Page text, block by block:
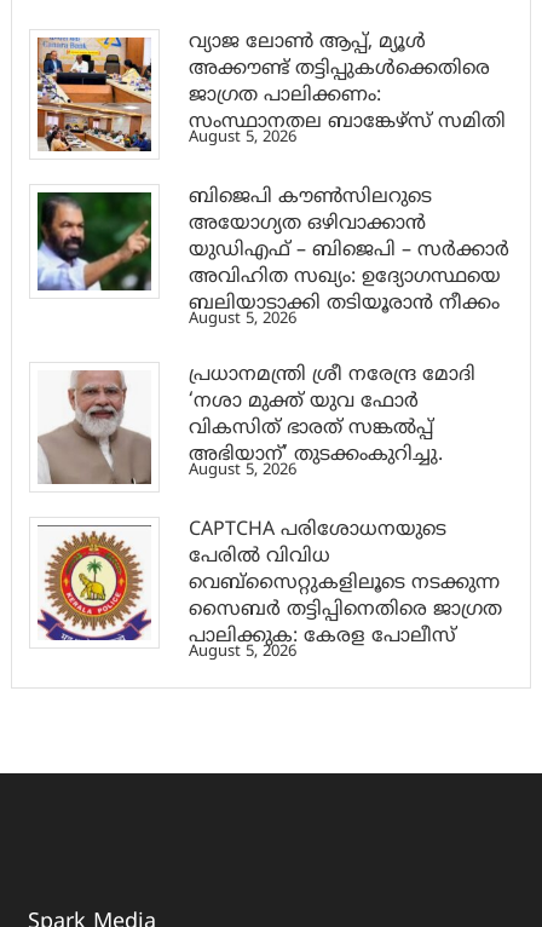
വ്യാജ ലോൺ ആപ്പ്, മ്യൂൾ
അക്കൗണ്ട് തട്ടിപ്പുകൾക്കെതിരെ
ജാ​ഗ്രത പാലിക്കണം:
സംസ്ഥാനതല ബാങ്കേഴ്സ് സമിതി
August 5, 2026
ബിജെപി കൗൺസിലറുടെ
അയോഗ്യത ഒഴിവാക്കാൻ
യുഡിഎഫ് – ബിജെപി – സർക്കാർ
അവിഹിത സഖ്യം: ഉദ്യോഗസ്ഥയെ
ബലിയാടാക്കി തടിയൂരാൻ നീക്കം
August 5, 2026
പ്രധാനമന്ത്രി ശ്രീ നരേന്ദ്ര മോദി
‘നശാ മുക്ത് യുവ ഫോർ
വികസിത് ഭാരത് സങ്കൽപ്പ്
അഭിയാന്’ തുടക്കംകുറിച്ചു.
August 5, 2026
CAPTCHA പരിശോധനയുടെ
പേരില്‍ വിവിധ
വെബ്സൈറ്റുകളിലൂടെ നടക്കുന്ന
സൈബര്‍ തട്ടിപ്പിനെതിരെ ജാഗ്രത
പാലിക്കുക: കേരള പോലീസ്
August 5, 2026